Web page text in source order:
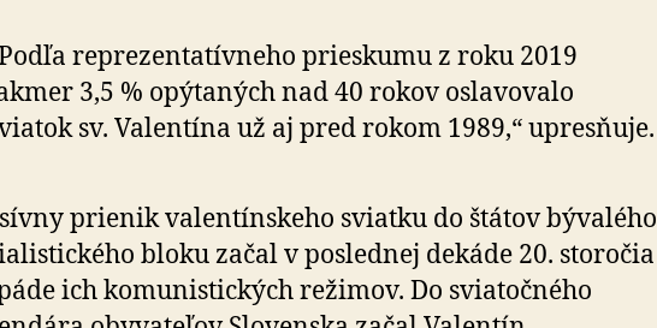
reprezentatívneho prieskumu z roku 2019
3,5 % opýtaných nad 40 rokov oslavovalo
sv. Valentína už aj pred rokom 1989,“ upresňuje.
prienik valentínskeho sviatku do štátov bývalého
bloku začal v poslednej dekáde 20. storočia
ich komunistických režimov. Do sviatočného